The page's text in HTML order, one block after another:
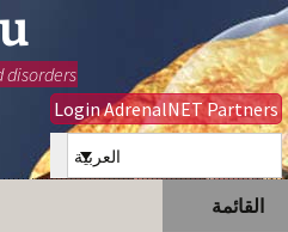
disorders
Login AdrenalNET Partners
العربية
القائمة
البحث